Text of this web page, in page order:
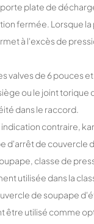
plate de
fermée. Lorsque
à l'excès de
valves de 6 pouces
ou le joint
dans le raccord.
contraire,
d'arrêt de
classe de
utilisée dans la
de soupape
être utilisé comme